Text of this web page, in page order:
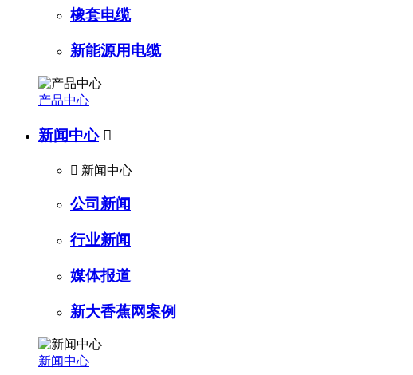
橡套电缆
新能源用电缆
产品中心
新闻中心 
 新闻中心
公司新闻
行业新闻
媒体报道
新大香蕉网案例
新闻中心